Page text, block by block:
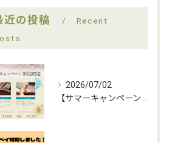
近の投稿
Recent
2026/07/02
【サマーキャンペーンのお知らせ】